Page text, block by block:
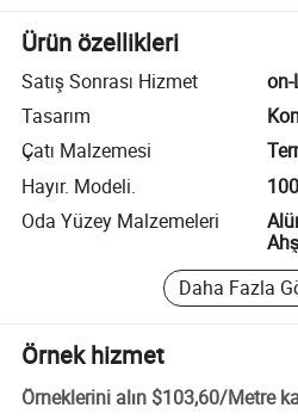
Ürün özellikleri
Satış Sonrası Hizmet
Tasarım
Çatı Malzemesi
Hayır. Modeli.
100
Oda Yüzey Malzemeleri
Daha Fazla
Örnek hizmet
Örneklerini alın $103,60/Metre